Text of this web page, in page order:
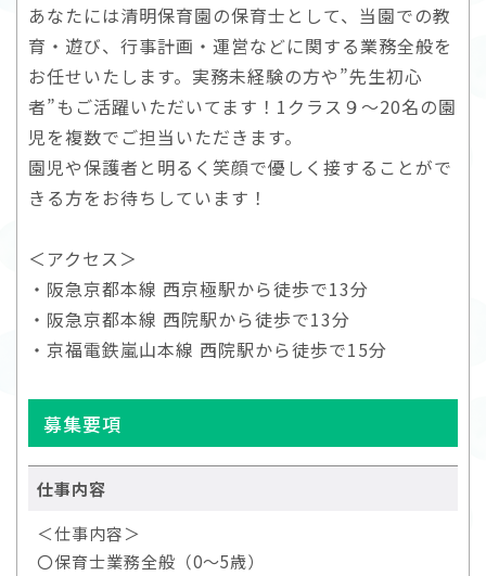
あなたには清明保育園の保育士として、当園での教
育・遊び、行事計画・運営などに関する業務全般を
お任せいたします。実務未経験の方や”先生初心
者”もご活躍いただいてます！1クラス９～20名の園
児を複数でご担当いただきます。
園児や保護者と明るく笑顔で優しく接することがで
きる方をお待ちしています！
＜アクセス＞
・阪急京都本線 西京極駅から徒歩で13分
・阪急京都本線 西院駅から徒歩で13分
・京福電鉄嵐山本線 西院駅から徒歩で15分
募集要項
仕事内容
＜仕事内容＞
〇保育士業務全般（0～5歳）